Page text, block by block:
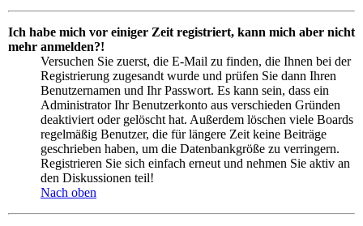
Ich habe mich vor einiger Zeit registriert, kann mich aber nicht
mehr anmelden?!
Versuchen Sie zuerst, die E-Mail zu finden, die Ihnen bei der
Registrierung zugesandt wurde und prüfen Sie dann Ihren
Benutzernamen und Ihr Passwort. Es kann sein, dass ein
Administrator Ihr Benutzerkonto aus verschieden Gründen
deaktiviert oder gelöscht hat. Außerdem löschen viele Boards
regelmäßig Benutzer, die für längere Zeit keine Beiträge
geschrieben haben, um die Datenbankgröße zu verringern.
Registrieren Sie sich einfach erneut und nehmen Sie aktiv an
den Diskussionen teil!
Nach oben